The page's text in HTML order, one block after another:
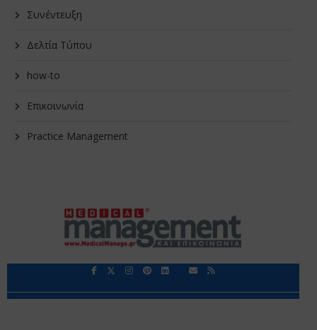
Συνέντευξη
Δελτία Τύπου
how-to
Επικοινωνία
Practice Management